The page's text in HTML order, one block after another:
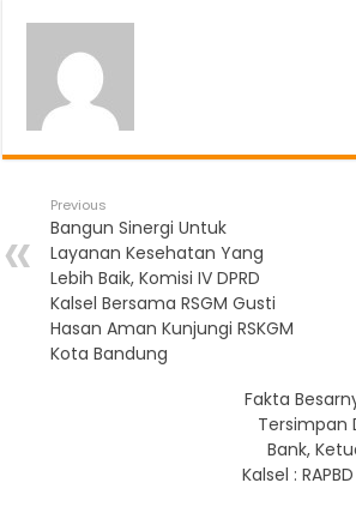
Previous
Bangun Sinergi Untuk
Layanan Kesehatan Yang
Lebih Baik, Komisi IV DPRD
Kalsel Bersama RSGM Gusti
Hasan Aman Kunjungi RSKGM
Kota Bandung
Fakta
Tersimpan
Bank,
Kalsel :